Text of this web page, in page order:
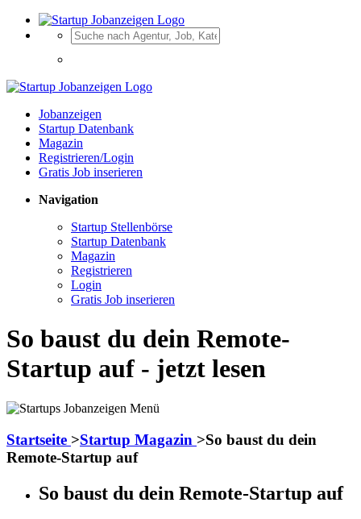
Jobanzeigen
Startup Datenbank
Magazin
Registrieren/Login
Gratis Job inserieren
Navigation
Startup Stellenbörse
Startup Datenbank
Magazin
Registrieren
Login
Gratis Job inserieren
So baust du dein Remote-
Startup auf - jetzt lesen
Startseite >Startup Magazin >So baust du dein
Remote-Startup auf
So baust du dein Remote-Startup auf